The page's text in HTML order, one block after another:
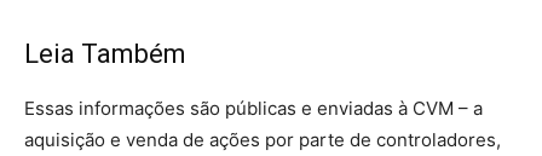
Leia Também
Essas informações são públicas e enviadas à CVM – a
aquisição e venda de ações por parte de controladores,